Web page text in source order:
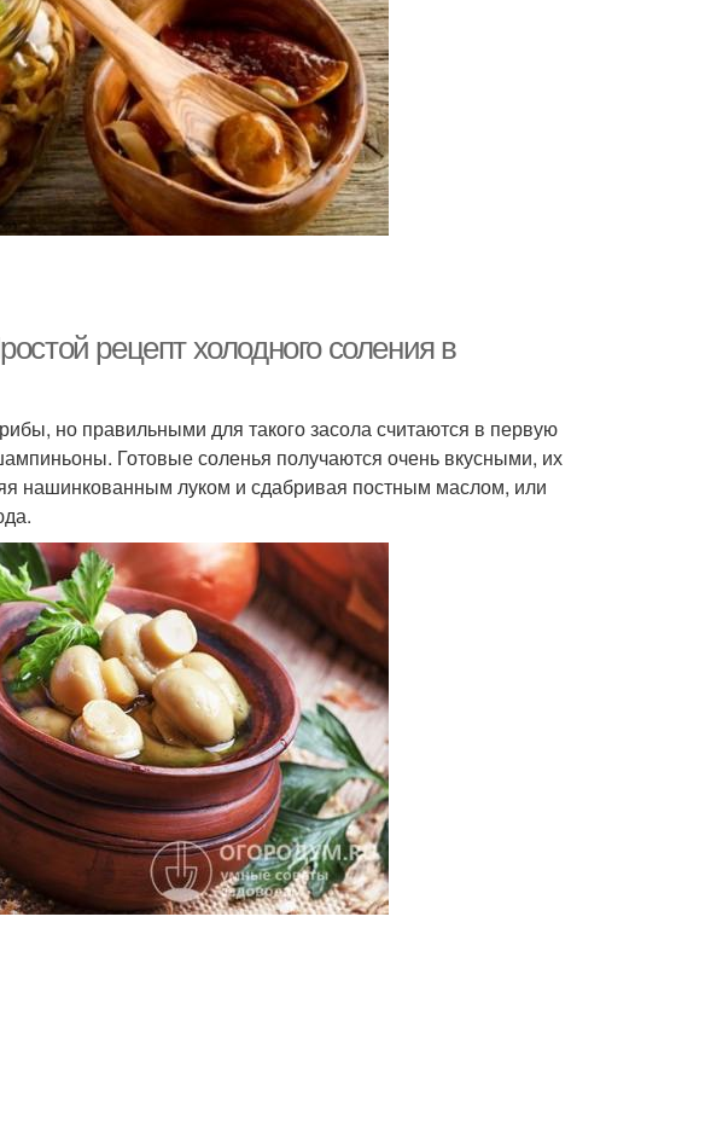
рецепт холодного соления в
но правильными для такого засола считаются в первую
Готовые соленья получаются очень вкусными, их
нашинкованным луком и сдабривая постным маслом, или